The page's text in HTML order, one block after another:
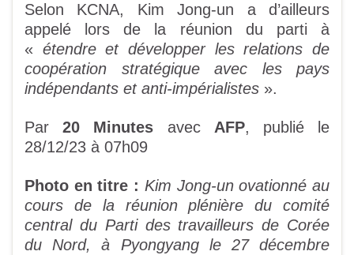
Selon KCNA, Kim Jong-un a d’ailleurs
appelé lors de la réunion du parti à
« étendre et développer les relations de
coopération stratégique avec les pays
indépendants et anti-impérialistes ».
Par20 Minutes avec AFP, publié le
28/12/23 à 07h09
Photo en titre : Kim Jong-un ovationné au
cours de la réunion plénière du comité
central du Parti des travailleurs de Corée
du Nord, à Pyongyang le 27 décembre